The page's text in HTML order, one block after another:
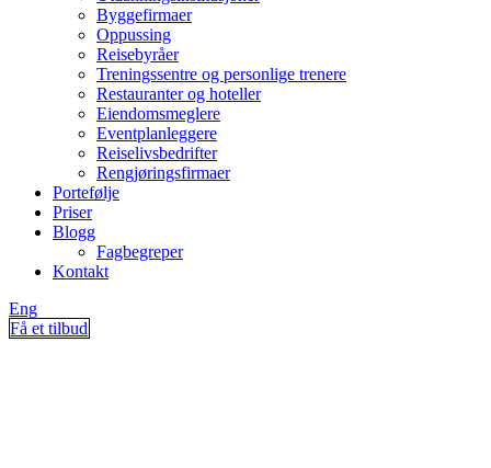
Byggefirmaer
Oppussing
Reisebyråer
Treningssentre og personlige trenere
Restauranter og hoteller
Eiendomsmeglere
Eventplanleggere
Reiselivsbedrifter
Rengjøringsfirmaer
Portefølje
Priser
Blogg
Fagbegreper
Kontakt
Eng
Få et tilbud